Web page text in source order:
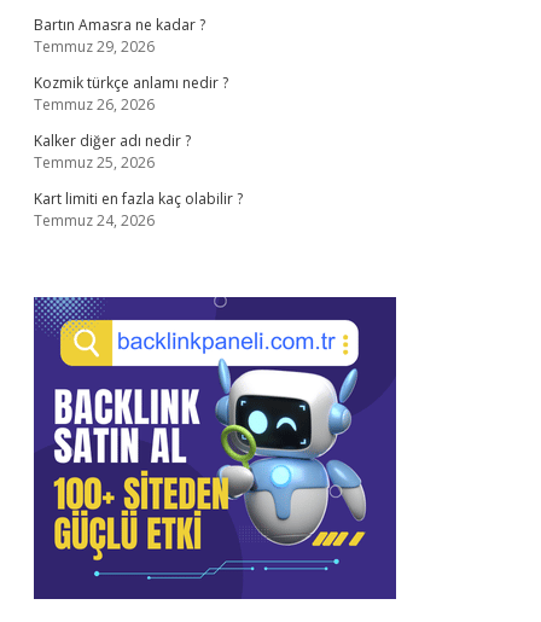
Bartın Amasra ne kadar ?
Temmuz 29, 2026
Kozmik türkçe anlamı nedir ?
Temmuz 26, 2026
Kalker diğer adı nedir ?
Temmuz 25, 2026
Kart limiti en fazla kaç olabilir ?
Temmuz 24, 2026